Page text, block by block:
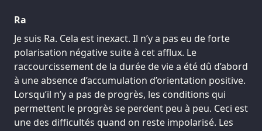
Ra
Je suis Ra. Cela est inexact. Il n’y a pas eu de forte
polarisation négative suite à cet afflux. Le
raccourcissement de la durée de vie a été dû d’abord
à une absence d’accumulation d’orientation positive.
Lorsqu’il n’y a pas de progrès, les conditions qui
permettent le progrès se perdent peu à peu. Ceci est
une des difficultés quand on reste impolarisé. Les